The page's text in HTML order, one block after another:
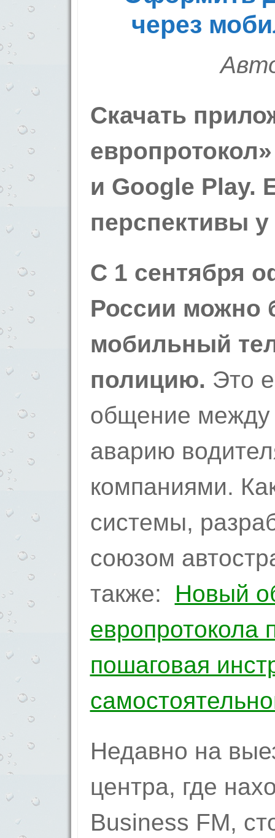
через
Скачать
и Google Play.
перспективы
С 1 сентября
России можно
мобильный
полицию. Это
общение
аварию
компаниями.
системы,
союзом
также: Новый
пошаговая
Недавно на
центра, где
Business FM,